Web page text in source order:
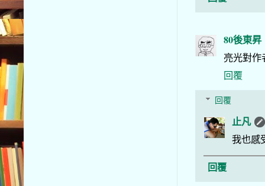
80後東昇
亮光對作
回覆
回覆
止凡
我也感
回覆